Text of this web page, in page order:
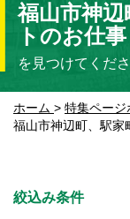
福山市神
トのお仕事
を見つけてくだ
ホーム > 特集ページ
福山市神辺町、駅家
絞込み条件